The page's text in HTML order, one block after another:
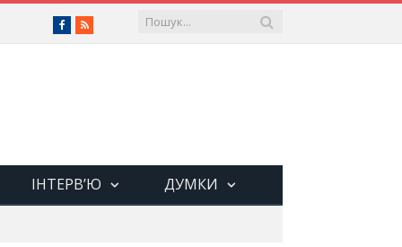
Facebook
RSS
ІНТЕРВ’Ю ДУМКИ